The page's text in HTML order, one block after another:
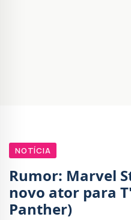
NOTÍCIA
Rumor: Marvel
novo ator para
Panther)